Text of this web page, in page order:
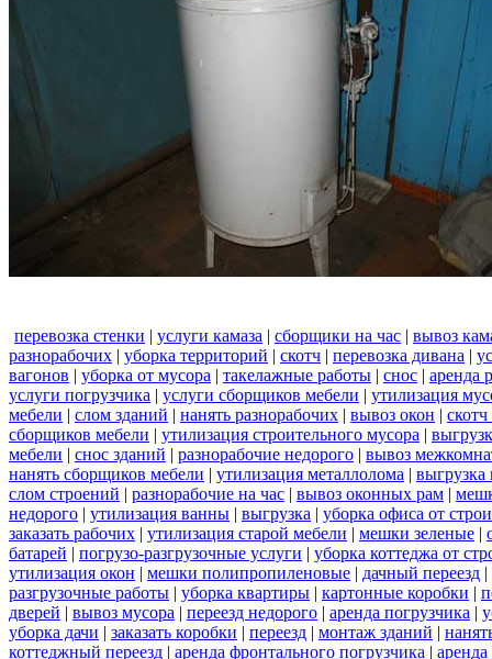
перевозка стенки | услуги камаза | сборщики на час | вывоз
разнорабочих | уборка территорий | скотч | перевозка дивана |
вагонов | уборка от мусора | такелажные работы | снос | аренда
услуги погрузчика | услуги сборщиков мебели | утилизация
мебели | слом зданий | нанять разнорабочих | вывоз окон |
сборщиков мебели | утилизация строительного мусора |
мебели | снос зданий | разнорабочие недорого | вывоз
нанять сборщиков мебели | утилизация металлолома | выгрузка
слом строений | разнорабочие на час | вывоз оконных рам |
недорого | утилизация ванны | выгрузка | уборка офиса от
заказать рабочих | утилизация старой мебели | мешки зеленые |
батарей | погрузо-разгрузочные услуги | уборка коттеджа от
утилизация окон | мешки полипропиленовые | дачный переезд |
разгрузочные работы | уборка квартиры | картонные коробки |
дверей | вывоз мусора | переезд недорого | аренда погрузчика |
уборка дачи | заказать коробки | переезд | монтаж зданий |
коттеджный переезд | аренда фронтального погрузчика |